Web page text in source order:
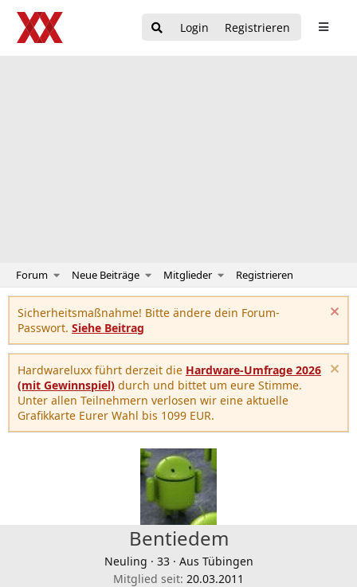
Login Registrieren
Forum Neue Beiträge Mitglieder Registrieren
Sicherheitsmaßnahme! Bitte ändere dein Forum-
Passwort. Siehe Beitrag
Hardwareluxx führt derzeit die Hardware-Umfrage 2026
(mit Gewinnspiel) durch und bittet um eure Stimme.
Unter allen Teilnehmern verlosen wir eine aktuelle
Grafikkarte Eurer Wahl bis 1099 EUR.
Bentiedem
Neuling · 33 · Aus Tübingen
Mitglied seit 20.03.2011